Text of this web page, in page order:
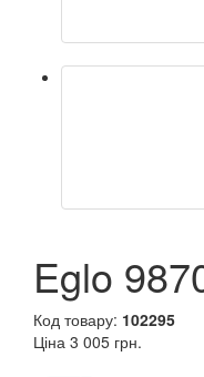
Eglo
Код товару: 102295
Ціна 3 005 грн.